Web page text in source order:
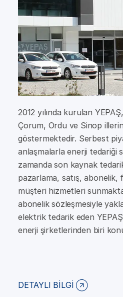
2012 yılında kurulan
Çorum, Ordu ve Sinop
göstermektedir. Serbest
anlaşmalarla enerji tedariği
zamanda son kaynak
pazarlama, satış,
müşteri hizmetleri
abonelik sözleşmesiyle
elektrik tedarik eden
enerji şirketlerinden biri
DETAYLI BİLGİ